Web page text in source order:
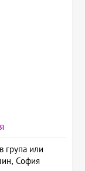
група или
София